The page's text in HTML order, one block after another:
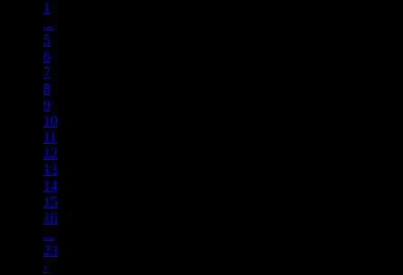
1
...
5
6
7
8
9
10
11
12
13
14
15
16
...
23
›